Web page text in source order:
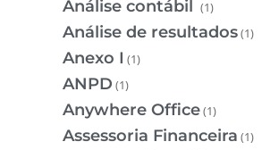
Análise contábil (1)
Análise de resultados(1)
Anexo I (1)
ANPD (1)
Anywhere Office(1)
Assessoria Financeira (1)